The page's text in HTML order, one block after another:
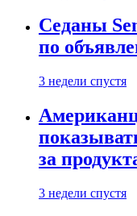
Седаны
по
3 недели спустя
за
3 недели спустя